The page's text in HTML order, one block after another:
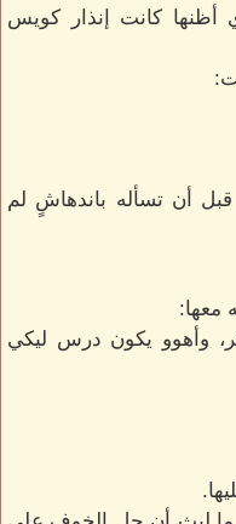
أظنها كانت إنذار كويس
أن تسأله باندهاشٍ لم
معها:
وأهوو يكون درس ليكي